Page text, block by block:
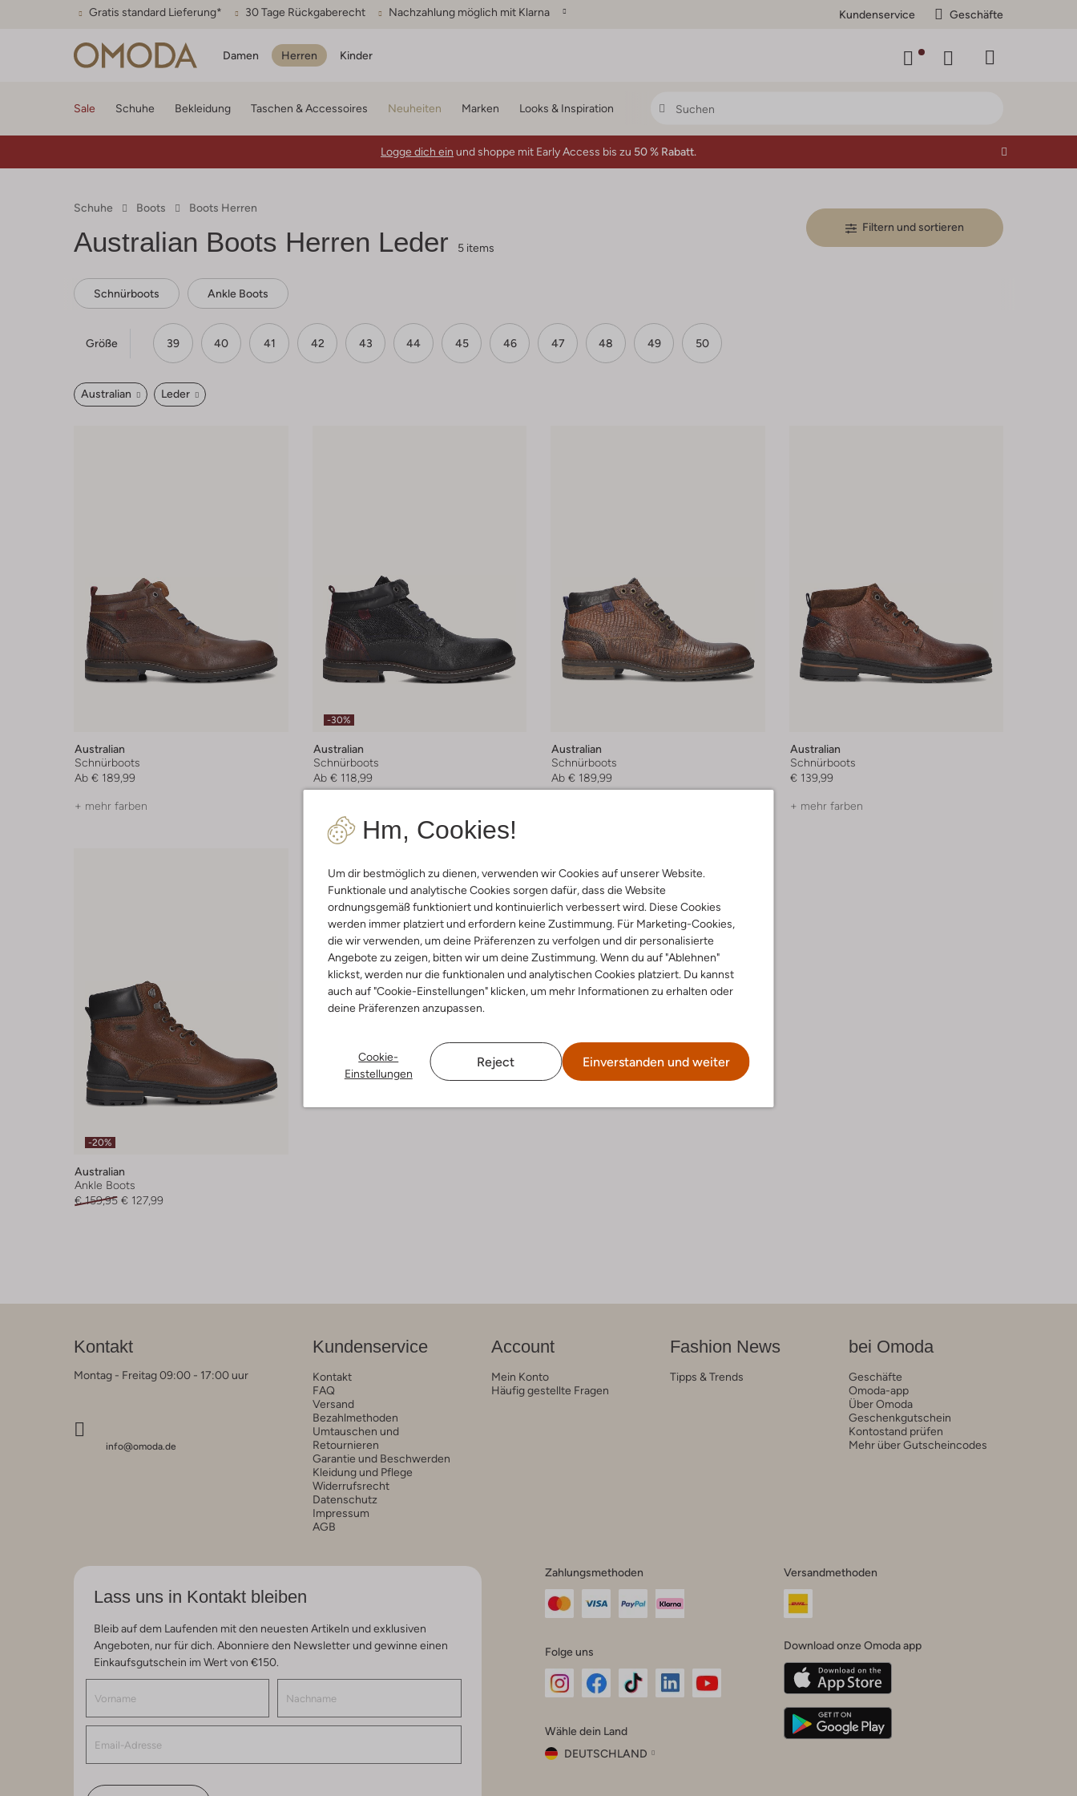
Gratis standard Lieferung* 30 Tage Rückgaberecht Nachzahlung möglich mit Klarna Kundenservice Geschäfte
Damen Herren Kinder
Hm, Cookies!
Um dir bestmöglich zu dienen, verwenden wir Cookies auf unserer Website.
Funktionale und analytische Cookies sorgen dafür, dass die Website
ordnungsgemäß funktioniert und kontinuierlich verbessert wird. Diese Cookies
werden immer platziert und erfordern keine Zustimmung. Für Marketing-Cookies,
die wir verwenden, um deine Präferenzen zu verfolgen und dir personalisierte
Angebote zu zeigen, bitten wir um deine Zustimmung. Wenn du auf "Ablehnen"
klickst, werden nur die funktionalen und analytischen Cookies platziert. Du kannst
auch auf "Cookie-Einstellungen" klicken, um mehr Informationen zu erhalten oder
deine Präferenzen anzupassen.
Cookie-
Einstellungen
Reject Einverstanden und weiter
Sale Schuhe Bekleidung Taschen & Accessoires Neuheiten Marken Looks & Inspiration
Logge dich ein und shoppe mit Early Access bis zu 50 % Rabatt.
Schuhe Boots Boots Herren
Australian Boots Herren Leder 5 items
Filtern und sortieren
Schnürboots Ankle Boots
Größe 39 40 41 42 43 44 45 46 47 48 49 50
Australian Leder
Australian
Schnürboots
Ab € 189,99
+ mehr farben
-30%
Australian
Schnürboots
Ab € 118,99
Australian
Schnürboots
Ab € 189,99
Australian
Schnürboots
€ 139,99
+ mehr farben
-20%
Australian
Ankle Boots
€ 159,95 € 127,99
Kontakt
Montag - Freitag 09:00 - 17:00 uur
info@omoda.de
Kundenservice
Kontakt
FAQ
Versand
Bezahlmethoden
Umtauschen und
Retournieren
Garantie und Beschwerden
Kleidung und Pflege
Widerrufsrecht
Datenschutz
Impressum
AGB
Account
Mein Konto
Häufig gestellte Fragen
Fashion News
Tipps & Trends
bei Omoda
Geschäfte
Omoda-app
Über Omoda
Geschenkgutschein
Kontostand prüfen
Mehr über Gutscheincodes
Lass uns in Kontakt bleiben
Bleib auf dem Laufenden mit den neuesten Artikeln und exklusiven
Angeboten, nur für dich. Abonniere den Newsletter und gewinne einen
Einkaufsgutschein im Wert von €150.
Zahlungsmethoden
Folge uns
Instagram
Facebook
TikTok
Wähle dein Land
DEUTSCHLAND
Versandmethoden
Download onze Omoda app